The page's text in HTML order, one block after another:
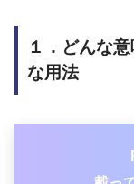
１．どんな
な用法